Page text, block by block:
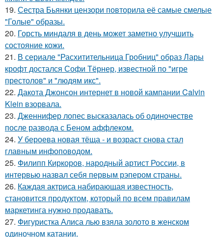
19. Сестра Бьянки цензори повторила её самые смелые
"Голые" образы.
20. Горсть миндаля в день может заметно улучшить
состояние кожи.
21. В сериале "Расхитительница Гробниц" образ Лары
крофт достался Софи Тёрнер, известной по "игре
престолов" и "людям икс".
22. Дакота Джонсон интернет в новой кампании Calvin
Klein взорвала.
23. Дженнифер лопес высказалась об одиночестве
после развода с Беном аффлеком.
24. У бероева новая тёща - и возраст снова стал
главным инфоповодом.
25. Филипп Киркоров, народный артист России, в
интервью назвал себя первым рэпером страны.
26. Каждая актриса набирающая известность,
становится продуктом, который по всем правилам
маркетинга нужно продавать.
27. Фигуристка Алиса лью взяла золото в женском
одиночном катании.